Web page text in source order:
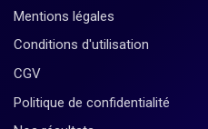
Mentions légales
Conditions d'utilisation
CGV
Politique de confidentialité